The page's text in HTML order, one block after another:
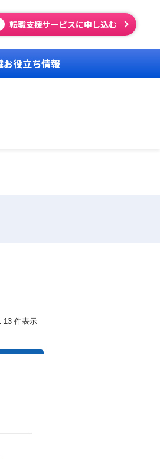
転職支援サービスに申し込む
お役立ち情報
13 件表示